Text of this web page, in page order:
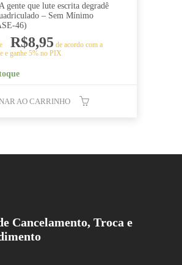
gente que lute escrita degradê
– Sem Mínimo
46)
R$8,95 de acordo com a
e ganhe 5% no PIX
AO CARRINHO
Cancelamento, Troca e